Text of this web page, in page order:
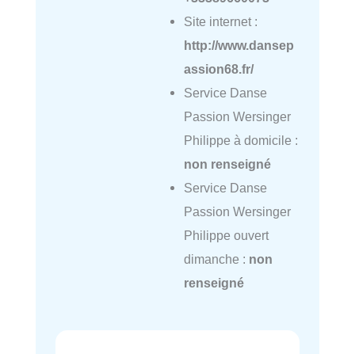
Site internet :
http://www.dansep
assion68.fr/
Service Danse
Passion Wersinger
Philippe à domicile :
non renseigné
Service Danse
Passion Wersinger
Philippe ouvert
dimanche : non
renseigné